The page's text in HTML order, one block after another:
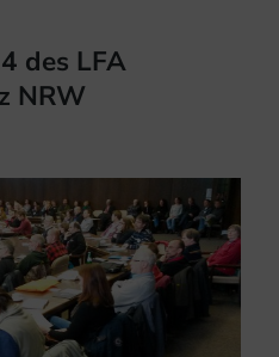
des LFA
NRW